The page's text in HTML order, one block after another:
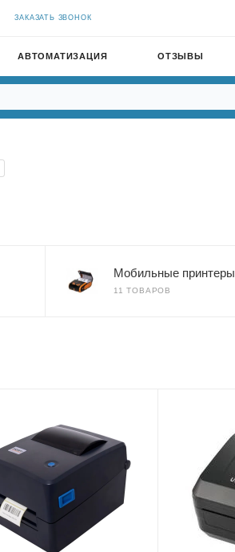
ЗАКАЗАТЬ ЗВОНОК
АВТОМАТИЗАЦИЯ ОТЗЫВЫ
Мобильные принтеры
11 ТОВАРОВ